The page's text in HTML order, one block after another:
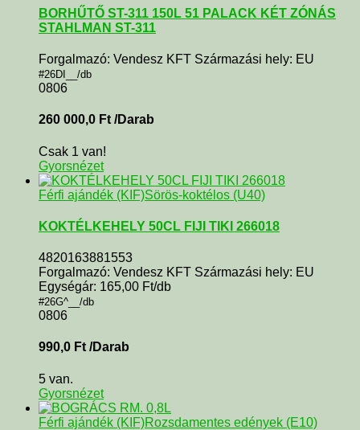
BORHŰTŐ ST-311 150L 51 PALACK KÉT ZÓNÁS
STAHLMAN ST-311
Forgalmazó: Vendesz KFT Származási hely: EU
#26DI__/db
0806
260 000,0 Ft /Darab
Csak 1 van!
Gyorsnézet
Férfi ajándék (KIF)Sörös-koktélos (U40)
KOKTÉLKEHELY 50CL FIJI TIKI 266018
4820163881553
Forgalmazó: Vendesz KFT Származási hely: EU
Egységár: 165,00 Ft/db
#26G^__/db
0806
990,0 Ft /Darab
5 van.
Gyorsnézet
Férfi ajándék (KIF)Rozsdamentes edények (E10)